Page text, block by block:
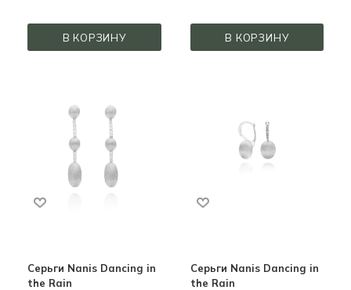
В КОРЗИНУ В КОРЗИНУ
Серьги Nanis Dancing in
the Rain
Серьги Nanis Dancing in
the Rain